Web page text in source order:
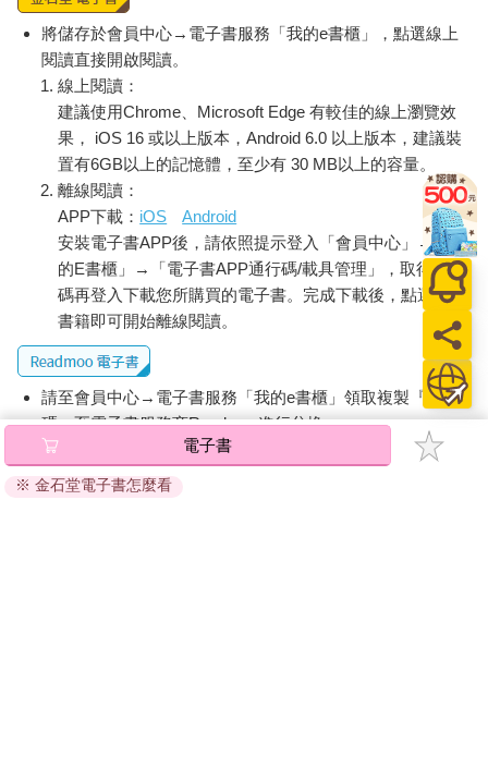
將儲存於會員中心→電子書服務「我的e書櫃」，點選線上
閱讀直接開啟閱讀。
線上閱讀：
建議使用Chrome、Microsoft Edge 有較佳的線上瀏覽效
果， iOS 16 或以上版本，Android 6.0 以上版本，建議裝
置有6GB以上的記憶體，至少有 30 MB以上的容量。
離線閱讀：
APP下載： iOS
Android
安裝電子書APP後，請依照提示登入「會員中心」→「我
的E書櫃」→「電子書APP通行碼/載具管理」，取得通行
碼再登入下載您所購買的電子書。完成下載後，點選任一
書籍即可開始離線閱讀。
請至會員中心→電子書服務「我的e書櫃」領取複製『兌換
碼』至電子書服務商Readmoo進行兌換。
退換貨須知：
因版權保護，您在金石堂所購買的電子書僅能以金石堂專屬
電子書
※ 金石堂電子書怎麼看